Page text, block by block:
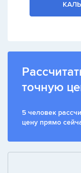
точную
5 человек
цену прямо